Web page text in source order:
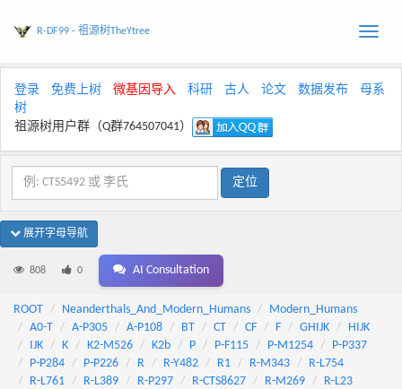
Toggle
R-DF99 - 祖源树TheYtree
登录 免费上树 微基因导入 科研 古人 论文 数据发布
母系
树
祖源树用户群（Q群764507041）
展开字母导航
808 0 AI Consultation
ROOT Neanderthals_And_Modern_Humans
Modern_Humans
A0-T
A-P305 A-P108 BT CT CF F GHIJK
HIJK
IJK
K K2-M526 K2b P P-F115 P-M1254
P-P337
P-P284
P-P226 R R-Y482 R1 R-M343
R-L754
R-L761
R-L389 R-P297 R-CTS8627 R-M269
R-L23